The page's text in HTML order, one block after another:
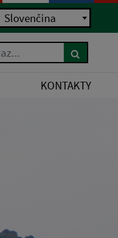
Slovenčina
KONTAKTY